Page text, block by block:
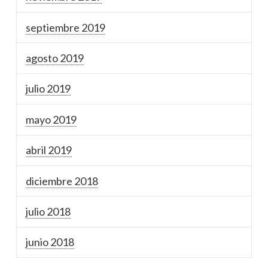
septiembre 2019
agosto 2019
julio 2019
mayo 2019
abril 2019
diciembre 2018
julio 2018
junio 2018